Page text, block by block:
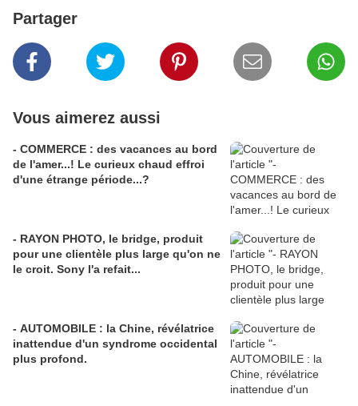
Partager
Vous aimerez aussi
- COMMERCE : des vacances au bord
de l'amer...! Le curieux chaud effroi
d'une étrange période...?
- RAYON PHOTO, le bridge, produit
pour une clientèle plus large qu'on ne
le croit. Sony l'a refait...
- AUTOMOBILE : la Chine, révélatrice
inattendue d'un syndrome occidental
plus profond.